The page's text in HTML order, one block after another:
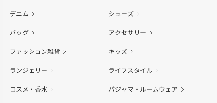
デニム シューズ
バッグ アクセサリー
ファッション雑貨 キッズ
ランジェリー ライフスタイル
コスメ・香水 パジャマ・ルームウェア